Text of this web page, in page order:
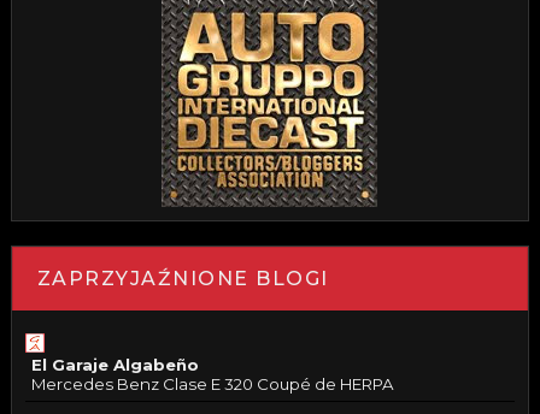
ZAPRZYJAŹNIONE BLOGI
El Garaje Algabeño
Mercedes Benz Clase E 320 Coupé de HERPA